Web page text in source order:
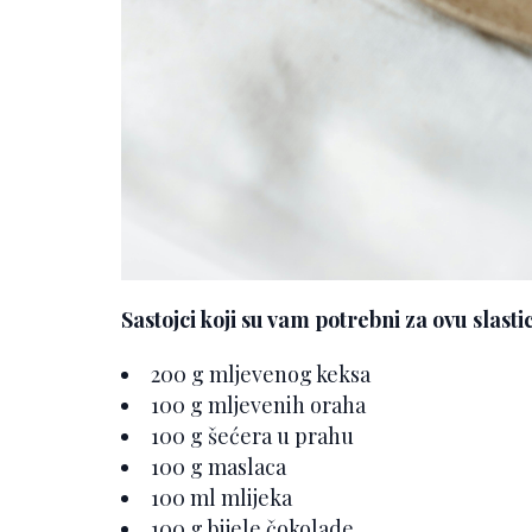
Sastojci koji su vam potrebni za ovu
200 g mljevenog keksa
100 g mljevenih oraha
100 g šećera u prahu
100 g maslaca
100 ml mlijeka